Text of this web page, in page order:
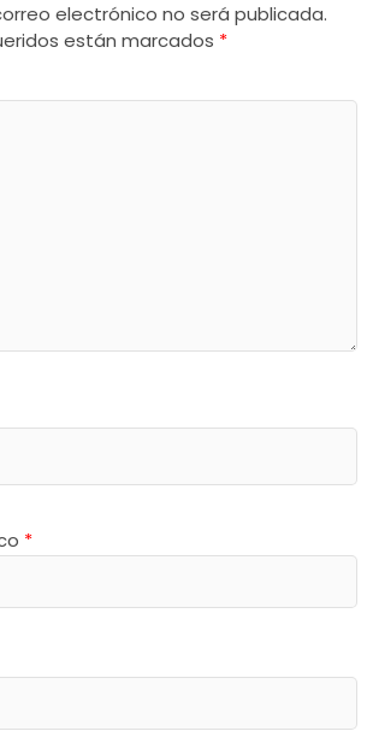
electrónico no será publicada.
están marcados *
*